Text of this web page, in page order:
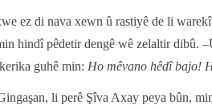
ez di nava xewn û rastiyê de li
hindî pêdetir dengê wê zelaltir dibû.
guhê min: Ho mêvano hêdî bajo!
li perê Şîva Axay peya bûn,